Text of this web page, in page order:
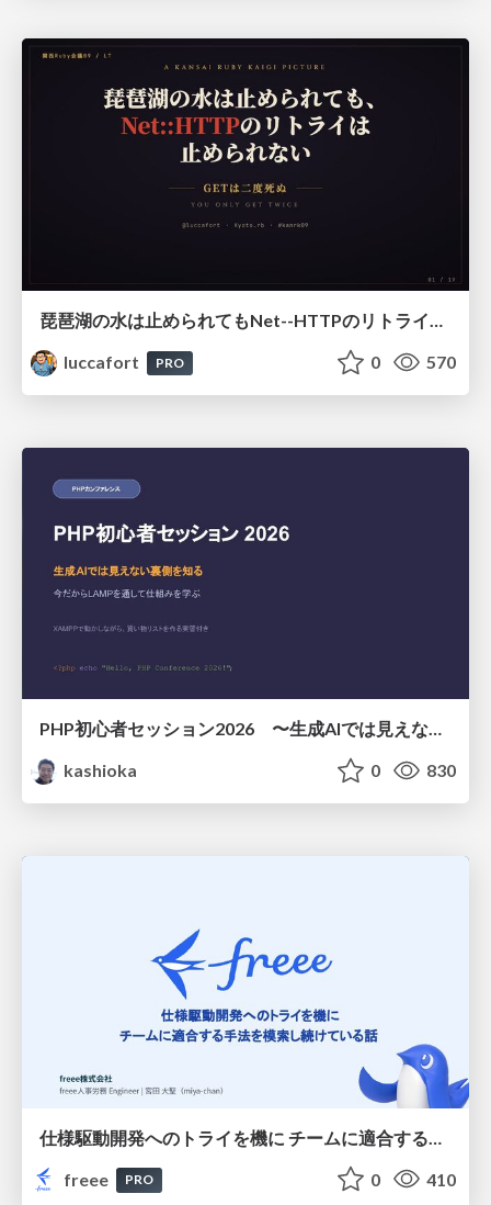
luccafort
PRO 0 570
PHP初心者セッション2026 〜生成AIでは見えない裏側を知る：今だからLAMPを通して仕組みを学ぶ〜
kashioka
0 830
freee
PRO 0 410